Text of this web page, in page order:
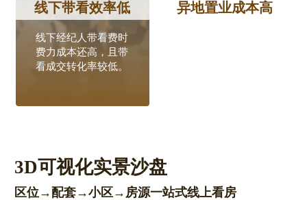
线下带看效率低
线下经纪人带看费时
费力成本还高，且带
看成交转化率较低。
异地置业成本高
3D可视化实景沙盘
区位→配套→小区→房源一站式线上看房